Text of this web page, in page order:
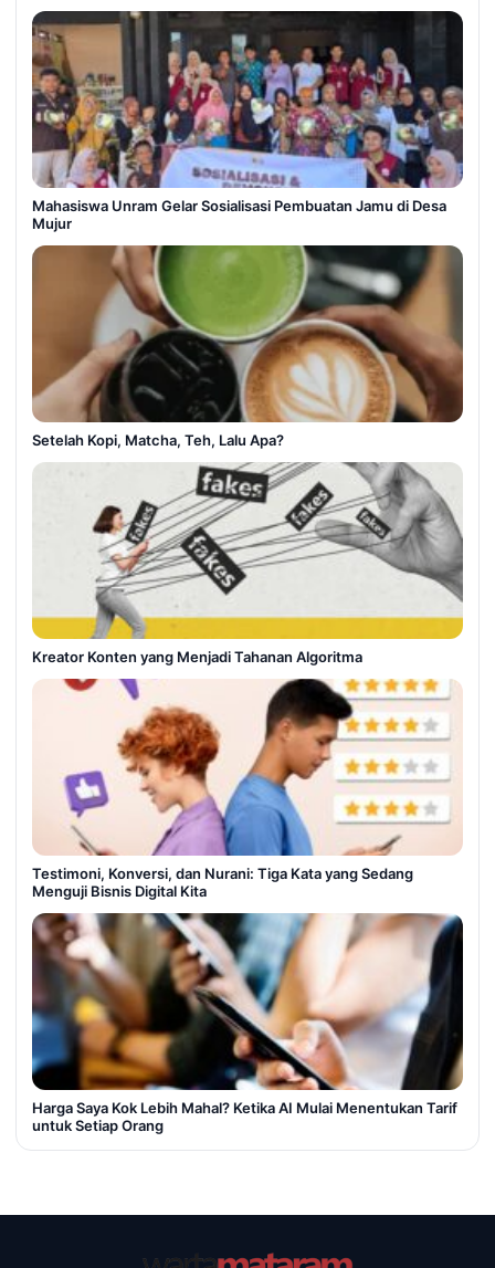
Mahasiswa Unram Gelar Sosialisasi Pembuatan Jamu di Desa
Mujur
Setelah Kopi, Matcha, Teh, Lalu Apa?
Kreator Konten yang Menjadi Tahanan Algoritma
Testimoni, Konversi, dan Nurani: Tiga Kata yang Sedang
Menguji Bisnis Digital Kita
Harga Saya Kok Lebih Mahal? Ketika AI Mulai Menentukan Tarif
untuk Setiap Orang